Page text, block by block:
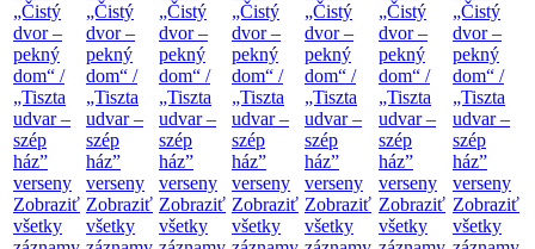
„Čistý
dvor –
pekný
dom“ /
„Tiszta
udvar –
szép
ház”
verseny
Zobraziť
všetky
„Čistý
dvor –
pekný
dom“ /
„Tiszta
udvar –
szép
ház”
verseny
Zobraziť
všetky
„Čistý
dvor –
pekný
dom“ /
„Tiszta
udvar –
szép
ház”
verseny
Zobraziť
všetky
„Čistý
dvor –
pekný
dom“ /
„Tiszta
udvar –
szép
ház”
verseny
Zobraziť
všetky
„Čistý
dvor –
pekný
dom“ /
„Tiszta
udvar –
szép
ház”
verseny
Zobraziť
všetky
„Čistý
dvor –
pekný
dom“ /
„Tiszta
udvar –
szép
ház”
verseny
Zobraziť
všetky
„Čistý
dvor –
pekný
dom“ /
„Tiszta
udvar –
szép
ház”
verseny
Zobraziť
všetky